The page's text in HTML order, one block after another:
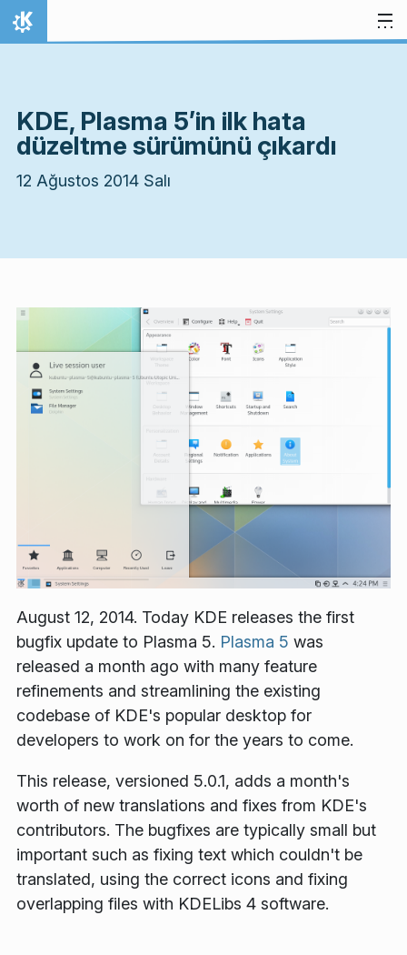
İçeriğe atla
Ana Sayfa
KDE, Plasma 5’in ilk hata
düzeltme sürümünü çıkardı
12 Ağustos 2014 Salı
August 12, 2014. Today KDE releases the first
bugfix update to Plasma 5. Plasma 5 was
released a month ago with many feature
refinements and streamlining the existing
codebase of KDE's popular desktop for
developers to work on for the years to come.
This release, versioned 5.0.1, adds a month's
worth of new translations and fixes from KDE's
contributors. The bugfixes are typically small but
important such as fixing text which couldn't be
translated, using the correct icons and fixing
overlapping files with KDELibs 4 software.